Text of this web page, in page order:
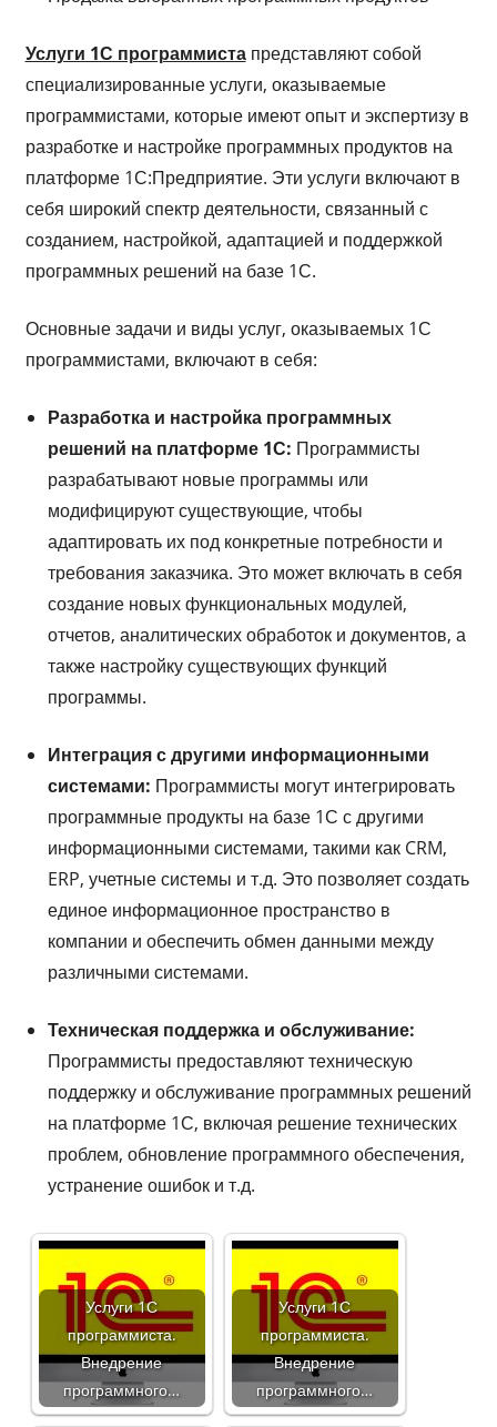
Услуги 1С программистапредставляют собой
специализированные услуги, оказываемые
программистами, которые имеют опыт и экспертизу в
разработке и настройке программных продуктов на
платформе 1С:Предприятие. Эти услуги включают в
себя широкий спектр деятельности, связанный с
созданием, настройкой, адаптацией и поддержкой
программных решений на базе 1С.
Основные задачи и виды услуг, оказываемых 1С
программистами, включают в себя:
Разработка и настройка программных
решений на платформе 1С: Программисты
разрабатывают новые программы или
модифицируют существующие, чтобы
адаптировать их под конкретные потребности и
требования заказчика. Это может включать в себя
создание новых функциональных модулей,
отчетов, аналитических обработок и документов, а
также настройку существующих функций
программы.
Интеграция с другими информационными
системами: Программисты могут интегрировать
программные продукты на базе 1С с другими
информационными системами, такими как CRM,
ERP, учетные системы и т.д. Это позволяет создать
единое информационное пространство в
компании и обеспечить обмен данными между
различными системами.
Техническая поддержка и обслуживание:
Программисты предоставляют техническую
поддержку и обслуживание программных решений
на платформе 1С, включая решение технических
проблем, обновление программного обеспечения,
устранение ошибок и т.д.
Услуги 1С
программиста.
Внедрение
программного…
Услуги 1С
программиста.
Внедрение
программного…